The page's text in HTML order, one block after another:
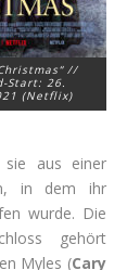
//
Start: 26.
(Netflix)
sie aus einer
in dem ihr
wurde. Die
gehört
Myles (Cary